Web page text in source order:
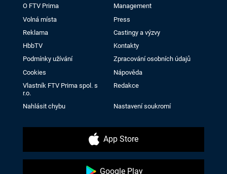
O FTV Prima
Management
Volná místa
Press
Reklama
Castingy a výzvy
HbbTV
Kontakty
Podmínky užívání
Zpracování osobních údajů
Cookies
Nápověda
Vlastník FTV Prima spol. s
r.o.
Redakce
Nahlásit chybu Nastavení soukromí
App Store
Google Play